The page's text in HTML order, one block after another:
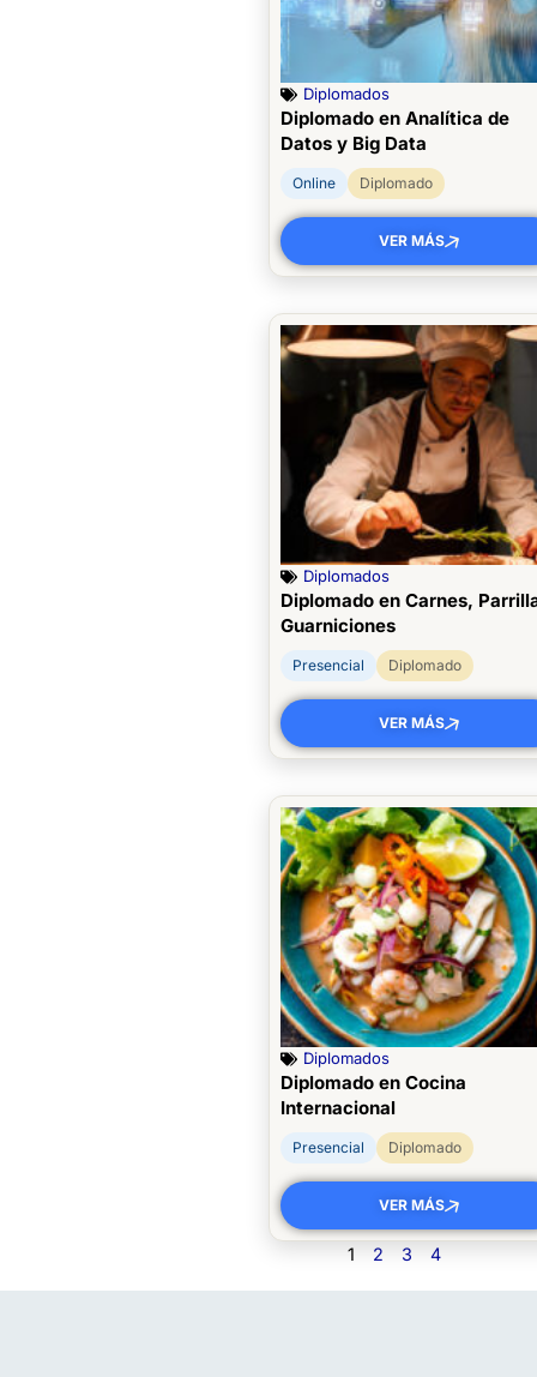
Diplomados
Diplomado en Analítica de
Datos y Big Data
Online Diplomado
VER MÁS
Diplomados
Diplomado en Carnes,
Guarniciones
Presencial Diplomado
VER MÁS
Diplomados
Diplomado en Cocina
Internacional
Presencial Diplomado
VER MÁS
1 2 3 4